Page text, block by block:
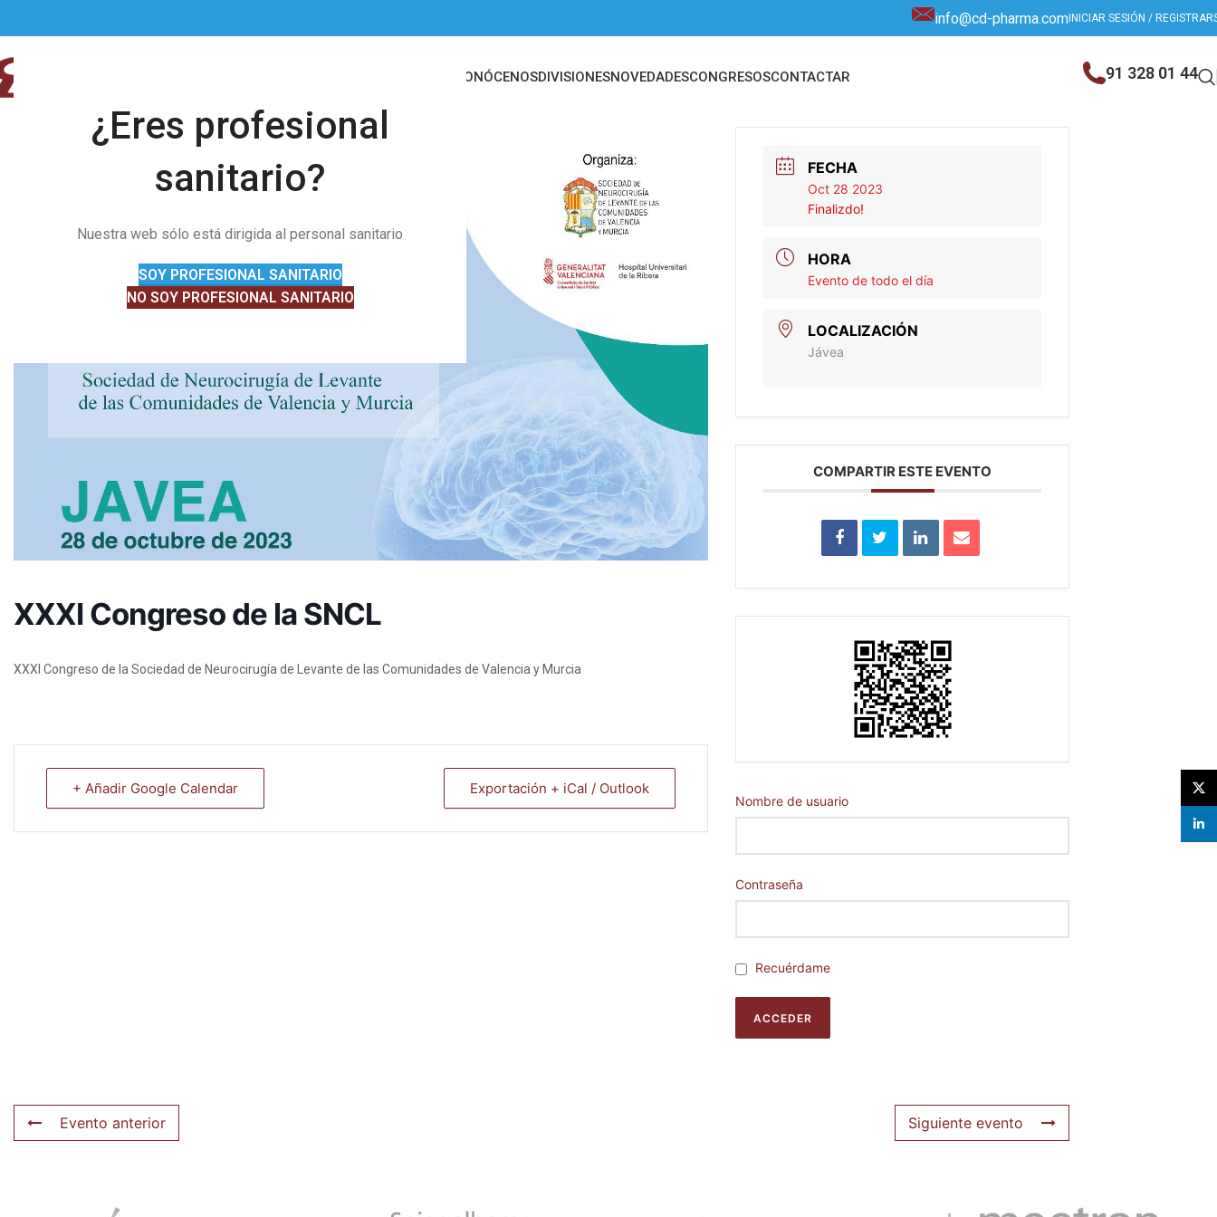
¿Eres profesional
sanitario?
Nuestra web sólo está dirigida al personal sanitario
SOY PROFESIONAL SANITARIO
NO SOY PROFESIONAL SANITARIO
info@cd-pharma.com INICIAR SESIÓN /
CONÓCENOSDIVISIONESNOVEDADESCONGRESOSCONTACTAR 91 328 01 44
XXXI Congreso de la SNCL
XXXI Congreso de la Sociedad de Neurocirugía de Levante de las Comunidades de Valencia y Murcia
+ Añadir Google Calendar Exportación + iCal / Outlook
FECHA
Oct 28 2023
Finalizdo!
HORA
Evento de todo el día
LOCALIZACIÓN
Jávea
COMPARTIR ESTE EVENTO
Nombre de usuario
Contraseña
Recuérdame
Evento anterior Siguiente evento